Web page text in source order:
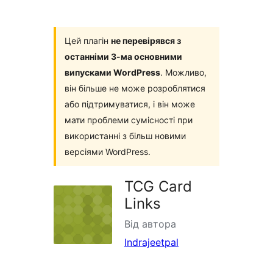
Цей плагін не перевірявся з
останніми 3-ма основними
випусками WordPress. Можливо,
він більше не може розроблятися
або підтримуватися, і він може
мати проблеми сумісності при
використанні з більш новими
версіями WordPress.
TCG Card
Links
Від автора
Indrajeetpal